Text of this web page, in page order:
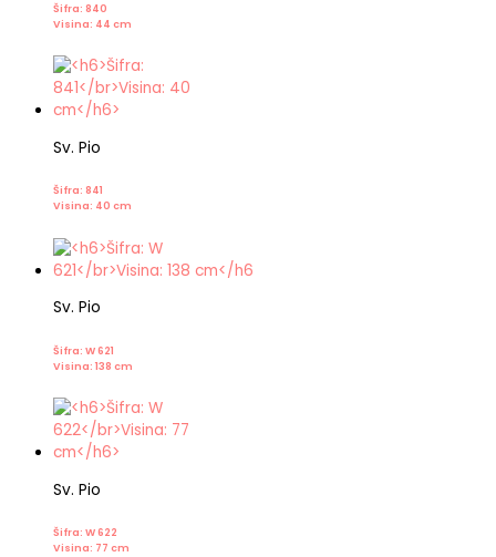
Šifra: 840
Visina: 44 cm
Sv. Pio
Šifra: 841
Visina: 40 cm
Sv. Pio
Šifra: W 621
Visina: 138 cm
Sv. Pio
Šifra: W 622
Visina: 77 cm